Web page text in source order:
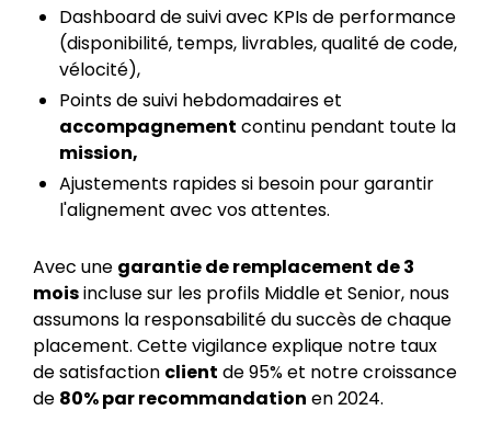
Dashboard de suivi avec KPIs de performance
(disponibilité, temps, livrables, qualité de code,
vélocité),
Points de suivi hebdomadaires et
accompagnement continu pendant toute la
mission,
Ajustements rapides si besoin pour garantir
l'alignement avec vos attentes.
Avec une garantie de remplacement de 3
moisincluse sur les profils Middle et Senior, nous
assumons la responsabilité du succès de chaque
placement. Cette vigilance explique notre taux
de satisfaction client de 95% et notre croissance
de 80% par recommandation en 2024.